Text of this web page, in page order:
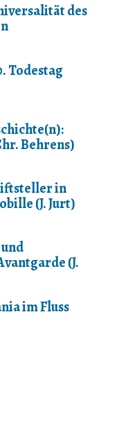
des
Todestag
Behrens)
in
(J. Jurt)
(J.
im Fluss